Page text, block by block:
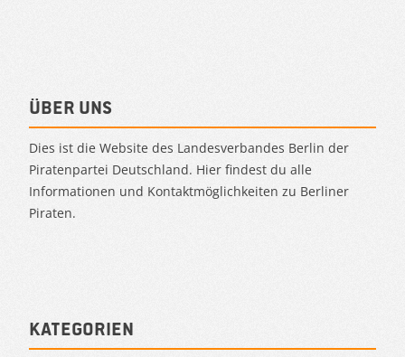
Über uns
Dies ist die Website des Landesverbandes Berlin der
Piratenpartei Deutschland. Hier findest du alle
Informationen und Kontaktmöglichkeiten zu Berliner
Piraten.
Kategorien